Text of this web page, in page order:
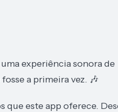
experiência sonora de
a primeira vez. 🎶
que este app oferece.